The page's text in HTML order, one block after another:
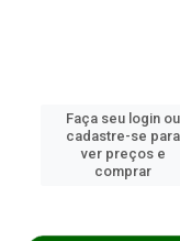
Faça seu login ou
cadastre-se para
ver preços e
comprar